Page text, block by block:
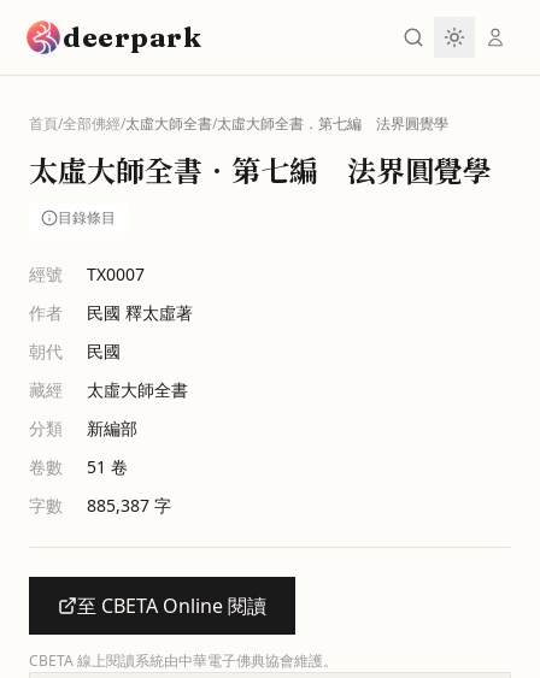
deerpark
首頁/全部佛經/太虛大師全書/太虛大師全書．第七編 法界圓覺學
太虛大師全書．第七編 法界圓覺學
目錄條目
經號
TX0007
作者
民國 釋太虛著
朝代
民國
藏經
太虛大師全書
分類
新編部
卷數
51 卷
字數
885,387 字
至 CBETA Online 閱讀
CBETA 線上閱讀系統由中華電子佛典協會維護。